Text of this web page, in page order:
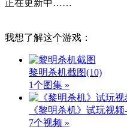
正在更新中……
我想了解这个游戏：
黎明杀机截图(10)
1个图集 »
《黎明杀机》试玩视
7个视频 »